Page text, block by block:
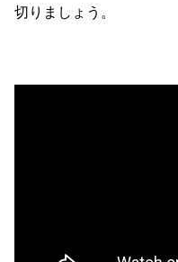
切りましょう。